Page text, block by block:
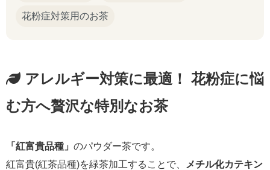
花粉症対策用のお茶
アレルギー対策に最適！ 花粉症に悩
む方へ贅沢な特別なお茶
「紅富貴品種」 のパウダー茶です。
紅富貴(紅茶品種)を緑茶加工することで、
メチル化カテキン